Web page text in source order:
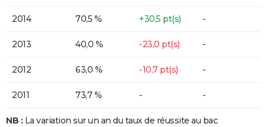
2014 70,5 % +30,5 pt(s) -
2013 40,0 % -23,0 pt(s) -
2012 63,0 % -10,7 pt(s) -
2011 73,7 % - -
NB : La variation sur un an du taux de réussite au bac